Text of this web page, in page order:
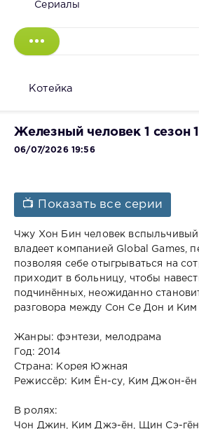
Сериалы
Котейка
Железный человек 1 сезон
06/07/2026 19:56
📺 Показать все серии
Чжу Хон Бин человек
владеет компанией Global Games,
позволяя себе отыгрываться на
приходит в больницу, чтобы
подчинённых, неожиданно
разговора между Сон Се Дон и
Жанры: фэнтези, мелодрама
Год: 2014
Страна: Корея Южная
Режиссёр: Ким Ён-су, Ким Джон-ён
В ролях:
Чон Джин, Ким Джэ-ён, Щин Сэ-